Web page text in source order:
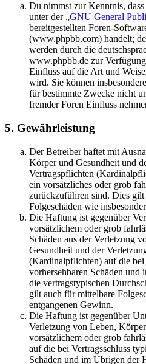
Du nimmst zur Kenntnis,
unter der „GNU General
bereitgestellten Foren-
(www.phpbb.com) handelt;
werden durch die
www.phpbb.de zur
Einfluss auf die Art und
wird. Sie können
für bestimmte Zwecke nicht
fremder Foren Einfluss
5. Gewährleistung
Der Betreiber haftet mit
Körper und Gesundheit und
Vertragspflichten
ein vorsätzliches oder grob
zurückzuführen sind. Dies
Folgeschäden wie
Die Haftung ist gegenüber
vorsätzlichem oder grob
Schäden aus der Verletzung
Gesundheit und der
(Kardinalpflichten) auf die bei
vorhersehbaren Schäden
die vertragstypischen
gilt auch für mittelbare
entgangenen Gewinn.
Die Haftung ist gegenüber
Verletzung von Leben,
vorsätzlichem oder grob
auf die bei Vertragsschluss
Schäden und im Übrigen der